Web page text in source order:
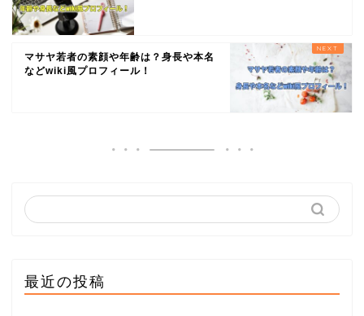
マサヤ若者の素顔や年齢は？身長や本名
などwiki風プロフィール！
最近の投稿